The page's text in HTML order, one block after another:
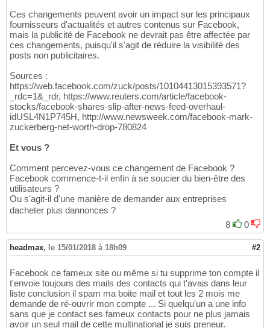
Ces changements peuvent avoir un impact sur les principaux
fournisseurs d'actualités et autres contenus sur Facebook,
mais la publicité de Facebook ne devrait pas être affectée par
ces changements, puisqu'il s'agit de réduire la visibilité des
posts non publicitaires.
Sources :
https://web.facebook.com/zuck/posts/10104413015393571?
_rdc=1&_rdr, https://www.reuters.com/article/facebook-
stocks/facebook-shares-slip-after-news-feed-overhaul-
idUSL4N1P745H, http://www.newsweek.com/facebook-mark-
zuckerberg-net-worth-drop-780824
Et vous ?
Comment percevez-vous ce changement de Facebook ?
Facebook commence-t-il enfin à se soucier du bien-être des
utilisateurs ?
Ou s'agit-il d'une manière de demander aux entreprises
dacheter plus dannonces ?
8
0
headmax, le 15/01/2018 à 18h09 #2
Facebook ce fameux site ou même si tu supprime ton compte il
t'envoie toujours des mails des contacts qui t'avais dans leur
liste conclusion il spam ma boite mail et tout les 2 mois me
demande de ré-ouvrir mon compte ... Si quelqu'un a une info
sans que je contact ses fameux contacts pour ne plus jamais
avoir un seul mail de cette multinational je suis preneur.